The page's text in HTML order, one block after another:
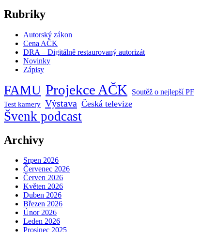
Rubriky
Autorský zákon
Cena AČK
DRA – Digitálně restaurovaný autorizát
Novinky
Zápisy
FAMU Projekce AČK Soutěž o nejlepší PF
Test kamery Výstava Česká televize
Švenk podcast
Archivy
Srpen 2026
Červenec 2026
Červen 2026
Květen 2026
Duben 2026
Březen 2026
Únor 2026
Leden 2026
Prosinec 2025